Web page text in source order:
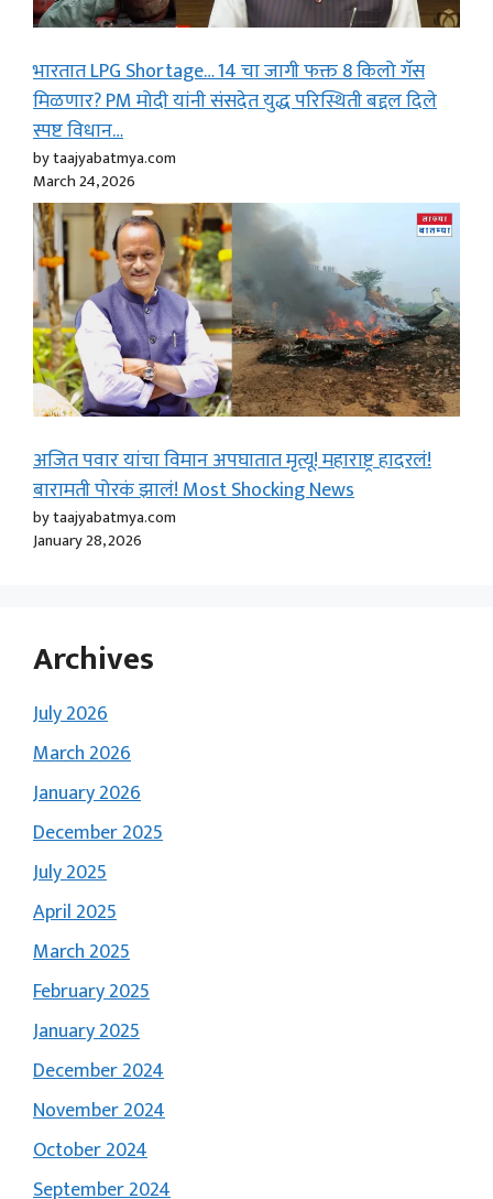
भारतात LPG Shortage… 14 चा जागी फक्त 8 किलो गॅस
मिळणार? PM मोदी यांनी संसदेत युद्ध परिस्थिती बद्दल दिले
स्पष्ट विधान…
by taajyabatmya.com
March 24, 2026
अजित पवार यांचा विमान अपघातात मृत्यू! महाराष्ट्र हादरलं!
बारामती पोरकं झालं! Most Shocking News
by taajyabatmya.com
January 28, 2026
Archives
July 2026
March 2026
January 2026
December 2025
July 2025
April 2025
March 2025
February 2025
January 2025
December 2024
November 2024
October 2024
September 2024